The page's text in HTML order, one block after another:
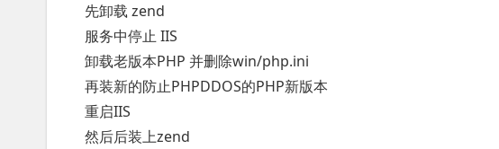
先卸载 zend
服务中停止 IIS
卸载老版本PHP 并删除win/php.ini
再装新的防止PHPDDOS的PHP新版本
重启IIS
然后后装上zend